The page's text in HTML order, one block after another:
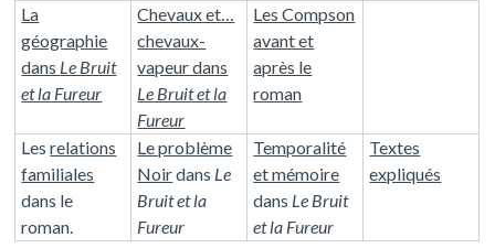
La
géographie
dans Le Bruit
et la Fureur
Chevaux et…
chevaux-
vapeur dans
Le Bruit et la
Fureur
Les Compson
avant et
après le
roman
Lesrelations
familiales
dans le
roman.
Le problème
Noirdans Le
Bruit et la
Fureur
Temporalité
et mémoire
dans Le Bruit
et la Fureur
Textes
expliqués